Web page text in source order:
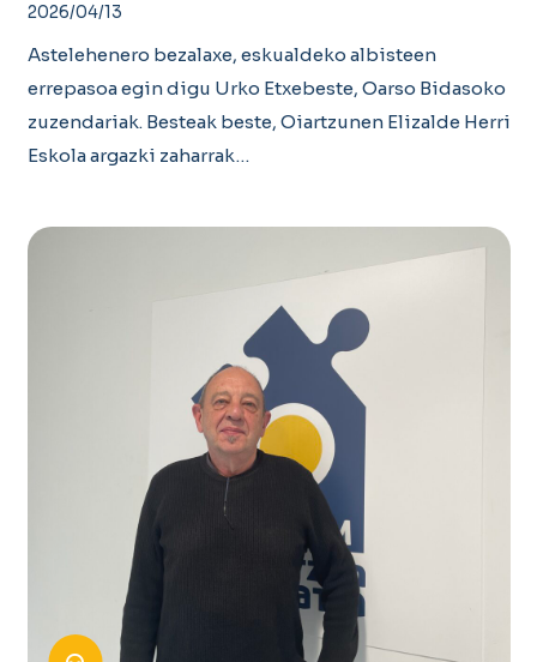
2026/04/13
Astelehenero bezalaxe, eskualdeko albisteen
errepasoa egin digu Urko Etxebeste, Oarso Bidasoko
zuzendariak. Besteak beste, Oiartzunen Elizalde Herri
Eskola argazki zaharrak…